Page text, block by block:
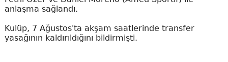
anlaşma sağlandı.
Kulüp, 7 Ağustos'ta akşam saatlerinde transfer
yasağının kaldırıldığını bildirmişti.